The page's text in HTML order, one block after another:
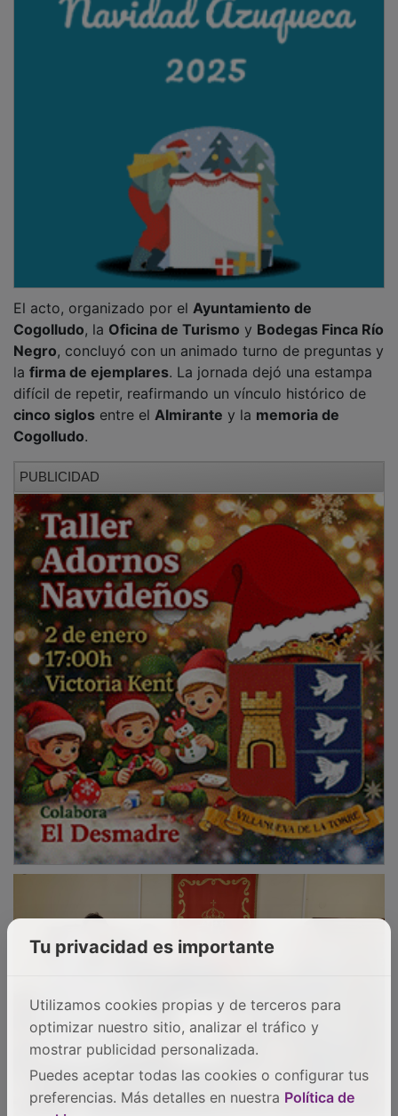
Cogolludo, laOficina de TurismoyBodegas Finca Río
Negro, concluyó con un animado turno de preguntas y
lafirma de ejemplares. La jornada dejó una estampa
difícil de repetir, reafirmando un vínculo histórico de
cinco siglosentre el Almirantey lamemoria de
Cogolludo.
Tu privacidad es importante
Utilizamos cookies propias y de terceros para
optimizar nuestro sitio, analizar el tráfico y
mostrar publicidad personalizada.
Puedes aceptar todas las cookies o configurar tus
preferencias. Más detalles en nuestra Política de